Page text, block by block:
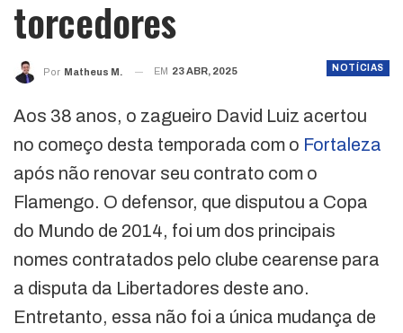
torcedores
NOTÍCIAS
Por Matheus M. EM 23 ABR, 2025
Aos 38 anos, o zagueiro David Luiz acertou
no começo desta temporada com o Fortaleza
após não renovar seu contrato com o
Flamengo. O defensor, que disputou a Copa
do Mundo de 2014, foi um dos principais
nomes contratados pelo clube cearense para
a disputa da Libertadores deste ano.
Entretanto, essa não foi a única mudança de